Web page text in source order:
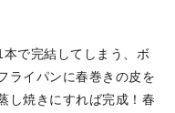
で完結してしまう、ボ
ライパンに春巻きの皮を
し焼きにすれば完成！春